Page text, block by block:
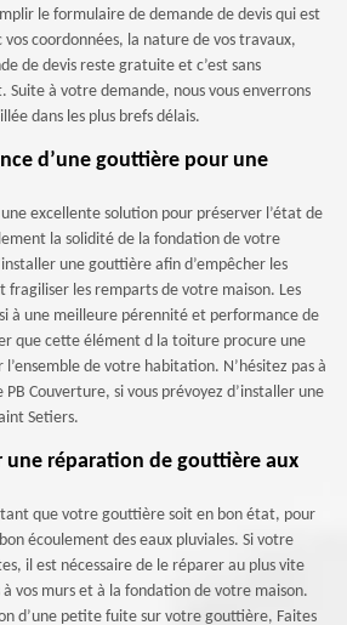
le formulaire de demande de devis qui est
coordonnées, la nature de vos travaux,
de devis reste gratuite et c’est sans
à votre demande, nous vous enverrons
dans les plus brefs délais.
d’une gouttière pour une
excellente solution pour préserver l’état de
la solidité de la fondation de votre
une gouttière afin d’empêcher les
fragiliser les remparts de votre maison. Les
à une meilleure pérennité et performance de
que cette élément d la toiture procure une
de votre habitation. N’hésitez pas à
Couverture, si vous prévoyez d’installer une
Setiers.
une réparation de gouttière aux
que votre gouttière soit en bon état, pour
écoulement des eaux pluviales. Si votre
il est nécessaire de le réparer au plus vite
vos murs et à la fondation de votre maison.
d’une petite fuite sur votre gouttière, Faites